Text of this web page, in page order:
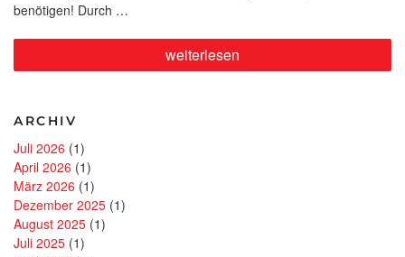
benötigen! Durch …
„Neue
FreiRäume
weiterlesen
ARCHIV
Juli 2026 (1)
April 2026 (1)
März 2026 (1)
Dezember 2025 (1)
August 2025 (1)
Juli 2025 (1)